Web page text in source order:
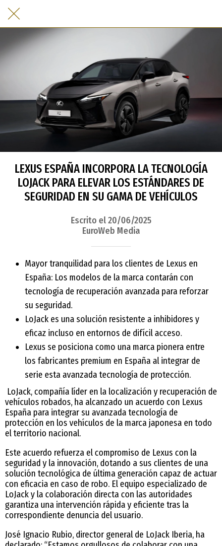
LEXUS ESPAÑA INCORPORA LA TECNOLOGÍA
LOJACK PARA ELEVAR LOS ESTÁNDARES DE
SEGURIDAD EN SU GAMA DE VEHÍCULOS
Escrito el 20/06/2025
EuroWeb Media
Mayor tranquilidad para los clientes de Lexus en
España: Los modelos de la marca contarán con
tecnología de recuperación avanzada para reforzar
su seguridad.
LoJack es una solución resistente a inhibidores y
eficaz incluso en entornos de difícil acceso.
Lexus se posiciona como una marca pionera entre
los fabricantes premium en España al integrar de
serie esta avanzada tecnología de protección.
LoJack, compañía líder en la localización y recuperación de
vehículos robados, ha alcanzado un acuerdo con Lexus
España para integrar su avanzada tecnología de
protección en los vehículos de la marca japonesa en todo
el territorio nacional.
Este acuerdo refuerza el compromiso de Lexus con la
seguridad y la innovación, dotando a sus clientes de una
solución tecnológica de última generación capaz de actuar
con eficacia en caso de robo. El equipo especializado de
LoJack y la colaboración directa con las autoridades
garantiza una intervención rápida y eficiente tras la
correspondiente denuncia del usuario.
José Ignacio Rubio, director general de LoJack Iberia, ha